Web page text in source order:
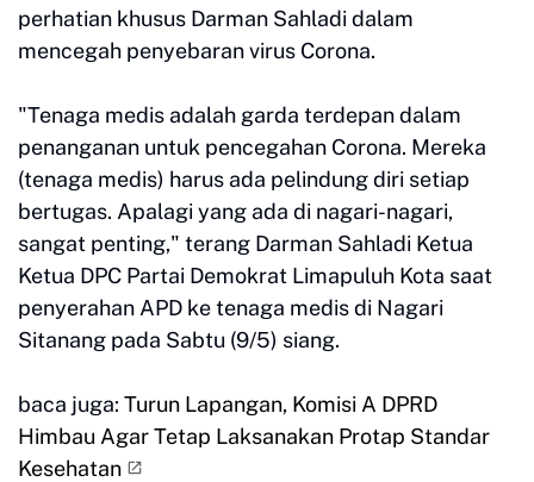
perhatian khusus Darman Sahladi dalam
mencegah penyebaran virus Corona.
"Tenaga medis adalah garda terdepan dalam
penanganan untuk pencegahan Corona. Mereka
(tenaga medis) harus ada pelindung diri setiap
bertugas. Apalagi yang ada di nagari-nagari,
sangat penting," terang Darman Sahladi Ketua
Ketua DPC Partai Demokrat Limapuluh Kota saat
penyerahan APD ke tenaga medis di Nagari
Sitanang pada Sabtu (9/5) siang.
baca juga: Turun Lapangan, Komisi A DPRD
Himbau Agar Tetap Laksanakan Protap Standar
Kesehatan